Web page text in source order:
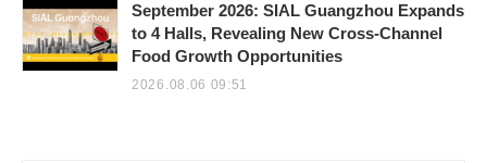
September 2026: SIAL Guangzhou Expands
to 4 Halls, Revealing New Cross-Channel
Food Growth Opportunities
2026.08.06 09:51